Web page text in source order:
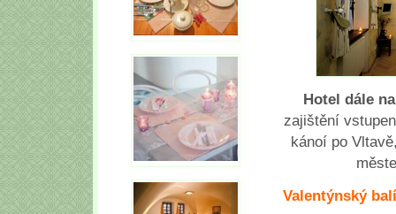
Hotel dále
zajištění
kánoí po
Valentýnský